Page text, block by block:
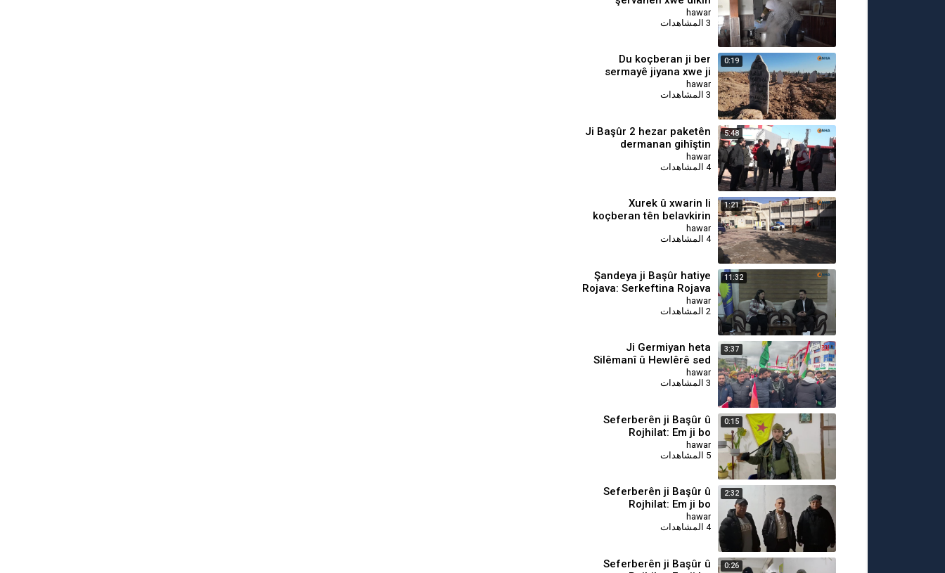
hawar
3 المشاهدات
0:19
Du koçberan ji ber
sermayê jiyana xwe ji
dest da
hawar
3 المشاهدات
5:48
Ji Başûr 2 hezar paketên
dermanan gihîştin
Qamişlo
hawar
4 المشاهدات
1:21
⁣Xurek û xwarin li
koçberan tên belavkirin
hawar
4 المشاهدات
11:32
⁣Şandeya ji Başûr hatiye
Rojava: Serkeftina Rojava
serkeftina her çar
parçeyan e
hawar
2 المشاهدات
3:37
Ji Germiyan heta
Silêmanî û Hewlêrê sed
hezaran kes ji bo Rojava
qîr dikin
hawar
3 المشاهدات
0:15
Seferberên ji Başûr û
Rojhilat: Em ji bo
parastinê hatin Rojava
hawar
5 المشاهدات
2:32
Seferberên ji Başûr û
Rojhilat: Em ji bo
parastinê hatin Rojava
hawar
4 المشاهدات
0:26
Seferberên ji Başûr û